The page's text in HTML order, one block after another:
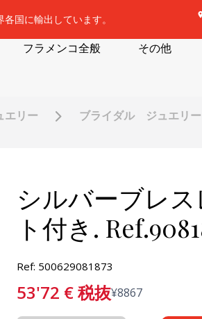
国に輸出しています。
フラメンコ全般 その他
エリー ブライダル ジュエリー
シルバーブレ
ト付き.
Ref: 500629081873
53'72 €税抜¥8867